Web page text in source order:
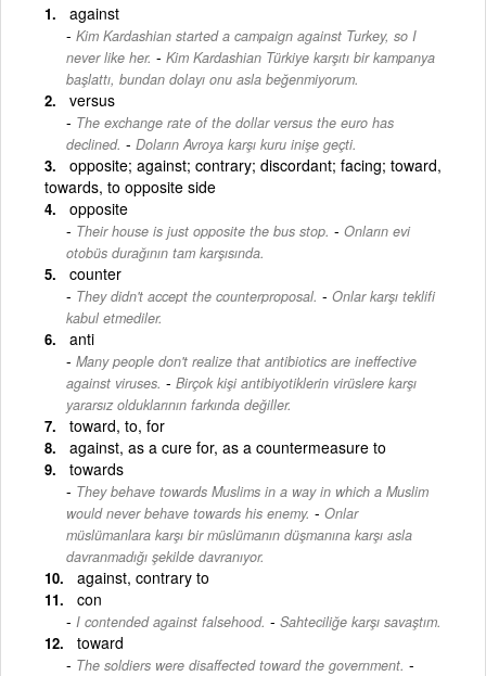
against
Kim Kardashian started a campaign against Turkey, so I
never like her. - Kim Kardashian Türkiye karşıtı bir kampanya
başlattı, bundan dolayı onu asla beğenmiyorum.
versus
The exchange rate of the dollar versus the euro has
declined. - Doların Avroya karşı kuru inişe geçti.
opposite; against; contrary; discordant; facing; toward,
towards, to opposite side
opposite
Their house is just opposite the bus stop. - Onların evi
otobüs durağının tam karşısında.
counter
They didn't accept the counterproposal. - Onlar karşı teklifi
kabul etmediler.
anti
Many people don't realize that antibiotics are ineffective
against viruses. - Birçok kişi antibiyotiklerin virüslere karşı
yararsız olduklarının farkında değiller.
toward, to, for
against, as a cure for, as a countermeasure to
towards
They behave towards Muslims in a way in which a Muslim
would never behave towards his enemy. - Onlar
müslümanlara karşı bir müslümanın düşmanına karşı asla
davranmadığı şekilde davranıyor.
against, contrary to
con
I contended against falsehood. - Sahteciliğe karşı savaştım.
toward
The soldiers were disaffected toward the government. -